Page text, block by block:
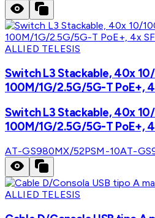
ALLIED TELESIS
Switch L3 Stackable, 40x
100M/1G/2.5G/5G-T PoE+,
Switch L3 Stackable, 40x
100M/1G/2.5G/5G-T PoE+,
AT-GS980MX/52PSM-10AT-
ALLIED TELESIS